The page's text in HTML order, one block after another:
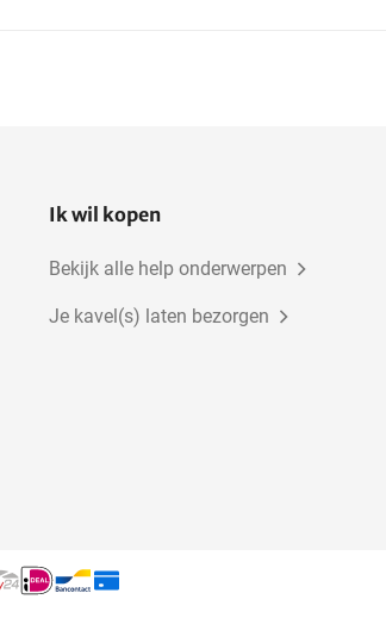
Ik wil kopen
Bekijk alle help onderwerpen
Je kavel(s) laten bezorgen